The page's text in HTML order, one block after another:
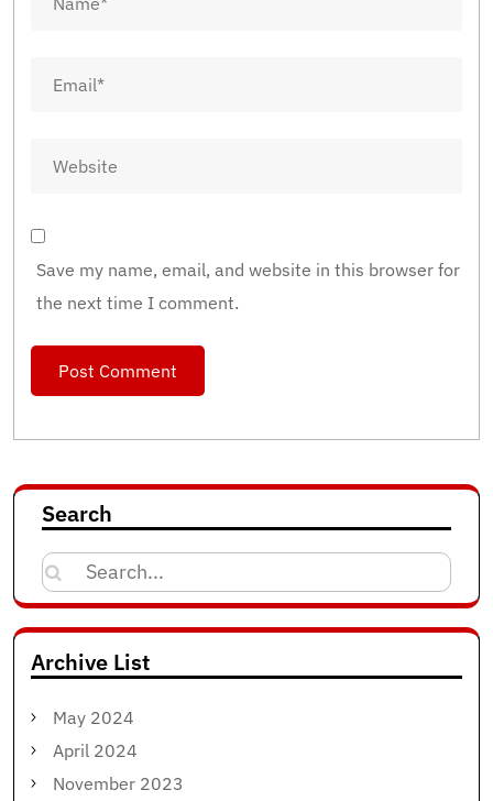
Save my name, email, and website in this browser for
the next time I comment.
Search
Search
for:
Archive List
May 2024
April 2024
November 2023